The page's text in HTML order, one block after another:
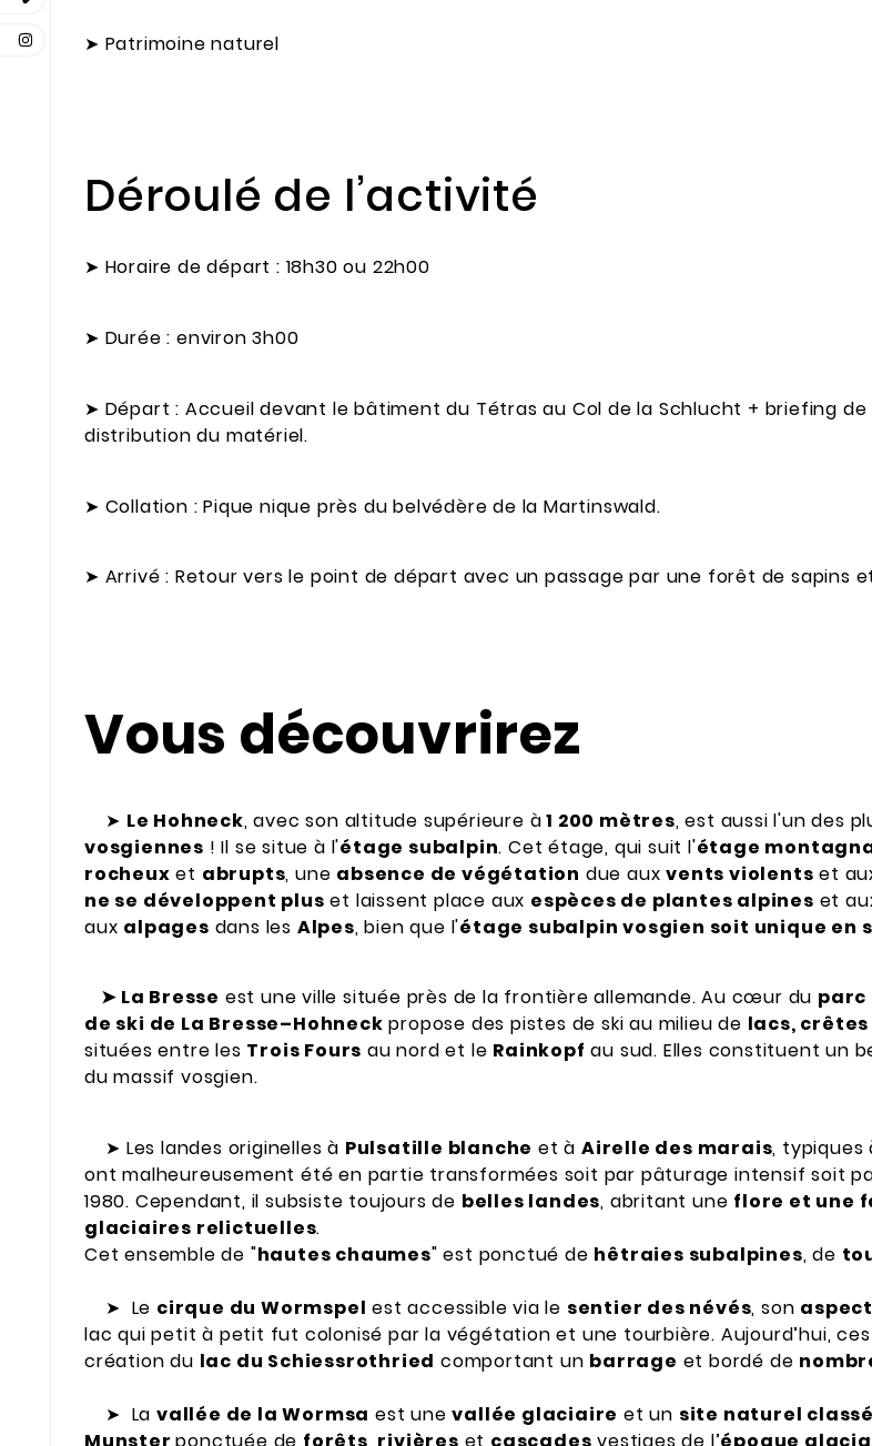
➤ Patrimoine naturel
Déroulé de l’activité
➤ Horaire de départ : 18h30 ou 22h00
➤ Durée : environ 3h00
➤ Départ : Accueil devant le bâtiment du Tétras au Col de la Schlucht + briefing
distribution du matériel.
➤ Collation : Pique nique près du belvédère de la Martinswald.
➤ Arrivé : Retour vers le point de départ avec un passage par une forêt de sapins
Vous découvrirez
➤ Le Hohneck, avec son altitude supérieure à1 200 mètres, est aussi l'un des
vosgiennes ! Il se situe à l'étage subalpin. Cet étage, qui suit l'étage
rocheux et abrupts, une absence de végétation due auxvents violents et
ne se développent plus et laissent place aux espèces de plantes alpines et
aux alpages dans les Alpes, bien que l'étage subalpin vosgien soit unique en
➤ La Bresse est une ville située près de la frontière allemande. Au cœur du parc
de ski de La Bresse–Hohneck propose des pistes de ski au milieu de lacs,
situées entre les Trois Fours au nord et le Rainkopf au sud. Elles constituent un
du massif vosgien.
➤ Les landes originelles à Pulsatille blanche et àAirelle des marais, typiques
ont malheureusement été en partie transformées soit par pâturage intensif soit
1980. Cependant, il subsiste toujours de belles landes, abritant une flore et une
glaciaires relictuelles.
Cet ensemble de "hautes chaumes" est ponctué de hêtraies subalpines, de
➤ Le cirque du Wormspel est accessible via le sentier des névés, son
lac qui petit à petit fut colonisé par la végétation et une tourbière. Aujourd’hui,
création du lac du Schiessrothried comportant un barrage et bordé de
➤ Lavallée de la Wormsa est unevallée glaciaire et un site naturel classé